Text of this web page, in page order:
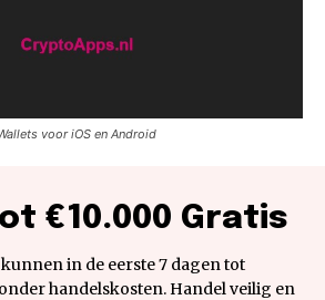
voor iOS en Android
€10.000 Gratis
in de eerste 7 dagen tot
handelskosten. Handel veilig en